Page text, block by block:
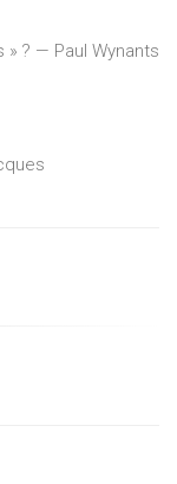
? — Paul Wynants